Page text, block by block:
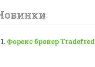
Форекс брокер Tradefred